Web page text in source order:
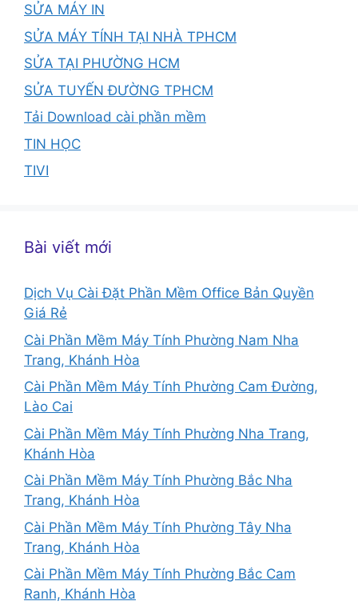
SỬA MÁY IN
SỬA MÁY TÍNH TẠI NHÀ TPHCM
SỬA TẠI PHƯỜNG HCM
SỬA TUYẾN ĐƯỜNG TPHCM
Tải Download cài phần mềm
TIN HỌC
TIVI
Bài viết mới
Dịch Vụ Cài Đặt Phần Mềm Office Bản Quyền
Giá Rẻ
Cài Phần Mềm Máy Tính Phường Nam Nha
Trang, Khánh Hòa
Cài Phần Mềm Máy Tính Phường Cam Đường,
Lào Cai
Cài Phần Mềm Máy Tính Phường Nha Trang,
Khánh Hòa
Cài Phần Mềm Máy Tính Phường Bắc Nha
Trang, Khánh Hòa
Cài Phần Mềm Máy Tính Phường Tây Nha
Trang, Khánh Hòa
Cài Phần Mềm Máy Tính Phường Bắc Cam
Ranh, Khánh Hòa